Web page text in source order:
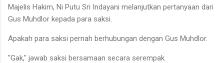
Majelis Hakim, Ni Putu Sri Indayani melanjutkan pertanyaan dari
Gus Muhdlor kepada para saksi.
Apakah para saksi pernah berhubungan dengan Gus Muhdlor.
"Gak," jawab saksi bersamaan secara serempak.